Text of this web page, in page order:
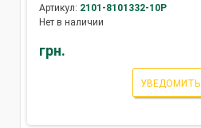
Артикул: 2101-8101332-10Р
Нет в наличии
грн.
УВЕДОМИТЬ